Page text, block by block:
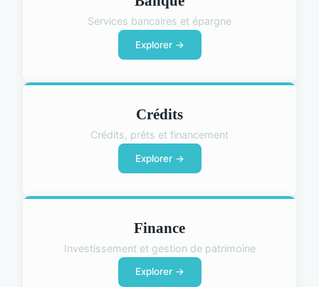
Services bancaires et épargne
Explorer →
Crédits
Crédits, prêts et financement
Explorer →
Finance
Investissement et gestion de patrimoine
Explorer →